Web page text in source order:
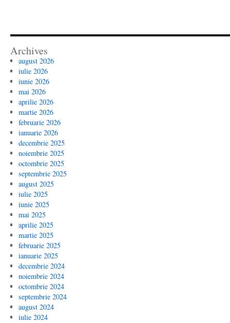
Archives
august 2026
iulie 2026
iunie 2026
mai 2026
aprilie 2026
martie 2026
februarie 2026
ianuarie 2026
decembrie 2025
noiembrie 2025
octombrie 2025
septembrie 2025
august 2025
iulie 2025
iunie 2025
mai 2025
aprilie 2025
martie 2025
februarie 2025
ianuarie 2025
decembrie 2024
noiembrie 2024
octombrie 2024
septembrie 2024
august 2024
iulie 2024